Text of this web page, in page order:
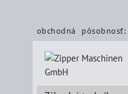
obchodná pôsobnosť: